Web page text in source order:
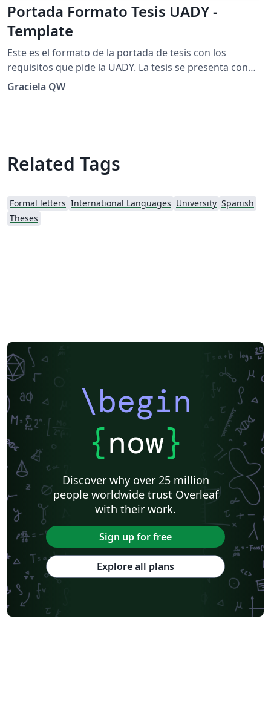
Portada Formato Tesis UADY -
Template
Este es el formato de la portada de tesis con los
requisitos que pide la UADY. La tesis se presenta con
estructura y tips pero sin contenido. La creacion de esta
tesis en latex fue con la ayuda de mi amigo y mentor,
aparte, asegurate de tener ambas, instrucciones dadas
en la introduccion del documento con el contenido)
Graciela QW
Related Tags
Formal letters International Languages University Spanish
Theses
\begin
{now}
Discover why over 25 million
people worldwide trust Overleaf
with their work.
Sign up for free
Explore all plans